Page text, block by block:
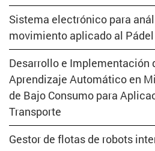
Sistema electrónico para
movimiento aplicado al Pádel
Desarrollo e Implementación
Aprendizaje Automático en
de Bajo Consumo para
Transporte
Gestor de flotas de robots